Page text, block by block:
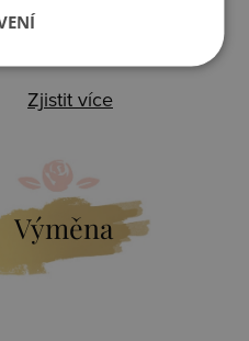
Zjistit více
Výměna